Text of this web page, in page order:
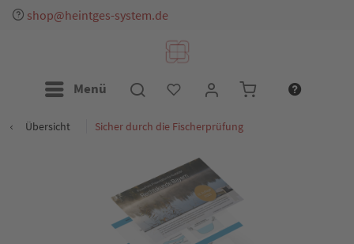
shop@heintges-system.de
Menü
Übersicht Sicher durch die Fischerprüfung